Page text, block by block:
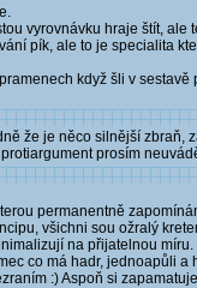
vyrovnávku hraje štít,
pík, ale to je specialita
když šli v
že je něco silnější
prosím
permanentně
všichni sou ožralý
na přijatelnou
co má hadr, jednoapůli
:) Aspoň si